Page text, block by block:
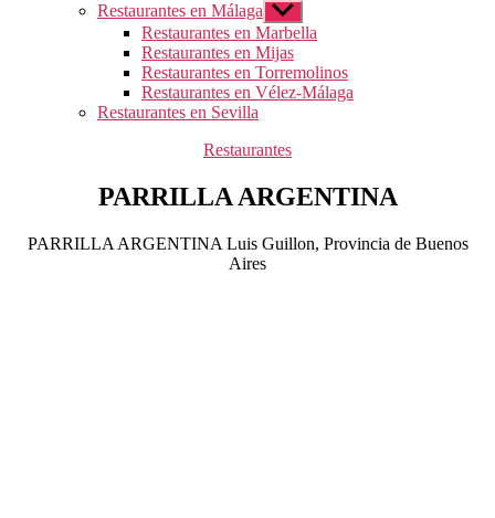
Restaurantes en Málaga Mostrar
el
submenú
Restaurantes en Marbella
Restaurantes en Mijas
Restaurantes en Torremolinos
Restaurantes en Vélez-Málaga
Restaurantes en Sevilla
Categorías
Restaurantes
PARRILLA ARGENTINA
PARRILLA ARGENTINA Luis Guillon, Provincia de Buenos
Aires